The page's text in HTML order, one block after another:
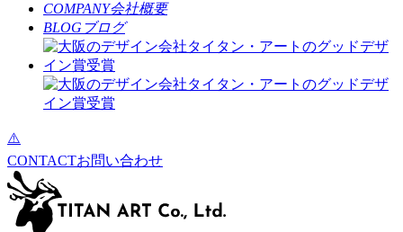
COMPANY会社概要
BLOG ブログ
CONTACTお問い合わせ